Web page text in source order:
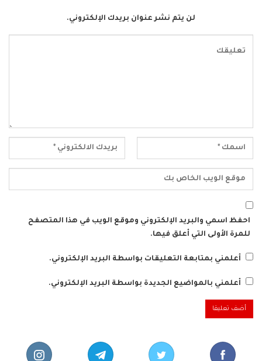
لن يتم نشر عنوان بريدك الإلكتروني.
احفظ اسمي والبريد الإلكتروني وموقع الويب في هذا المتصفح
للمرة الأولى التي أعلق فيها.
أعلمني بمتابعة التعليقات بواسطة البريد الإلكتروني.
أعلمني بالمواضيع الجديدة بواسطة البريد الإلكتروني.